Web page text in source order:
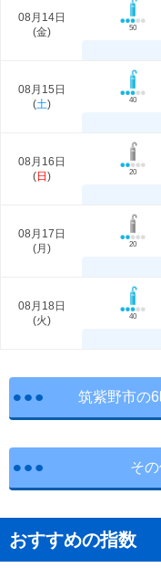
08月14日
(金) 50
08月15日
(土) 40
08月16日
(日 ) 20
08月17日
(月 ) 20
08月18日
(火) 40
筑紫野市の
そ
おすすめの指数